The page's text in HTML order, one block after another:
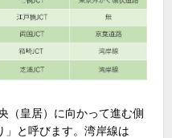
（皇居）に向かって進む側
」と呼びます。湾岸線は